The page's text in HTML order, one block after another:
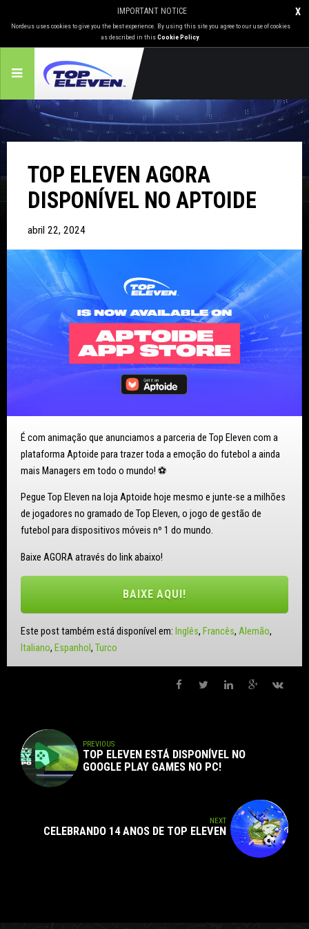
X
IMPORTANT NOTICE
Nordeus uses cookies to give you the best experience. By using this site you agree to our use of cookies
as described in thisCookie Policy.
TOP ELEVEN AGORA
DISPONÍVEL NO APTOIDE
abril 22, 2024
É com animação que anunciamos a parceria de Top Eleven com a
plataforma Aptoide para trazer toda a emoção do futebol a ainda
mais Managers em todo o mundo! ⚽
Pegue Top Eleven na loja Aptoide hoje mesmo e junte-se a milhões
de jogadores no gramado de Top Eleven, o jogo de gestão de
futebol para dispositivos móveis nº 1 do mundo.
Baixe AGORA através do link abaixo!
BAIXE AQUI!
Este post também está disponível em: Inglês Francês Alemão
Italiano Espanhol Turco
PREVIOUS
TOP ELEVEN ESTÁ DISPONÍVEL NO
GOOGLE PLAY GAMES NO PC!
NEXT
CELEBRANDO 14 ANOS DE TOP ELEVEN